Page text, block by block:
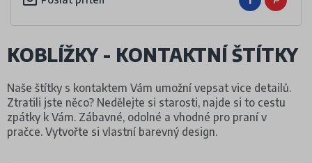
KOBLÍŽKY - KONTAKTNÍ ŠTÍTKY
Naše štítky s kontaktem Vám umožní vepsat vice detailů.
Ztratili jste něco? Nedělejte si starosti, najde si to cestu
zpátky k Vám. Zábavné, odolné a vhodné pro praní v
pračce. Vytvořte si vlastní barevný design.